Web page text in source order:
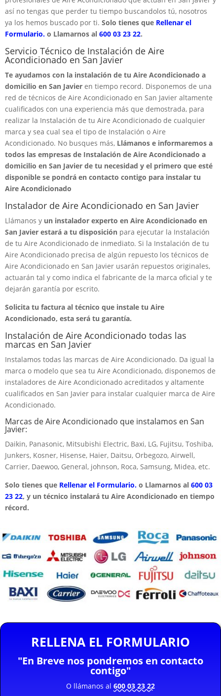
así no tengas que perder tu tiempo buscandolos tú, nosotros
ya los hemos buscado por ti. Solo tienes que Rellenar el
Formulario. o Llamarnos al 600 03 23 22.
Servicio Técnico de Instalación de Aire
Acondicionado en San Javier
Te ayudamos con la instalación de tu Aire Acondicionado a
domicilio en San Javier en tiempo record. Disponemos de una
red de técnicos de Aire Acondicionado en San Javier altamente
cualificados con una experiencia más que demostrada, para
realizar la Instalación de tu Aire Acondicionado de cualquier
marca y sea cual sea el tipo de Instalación o Aire
Acondicionado. No busques más, Llámanos e informaremos a
todos las empresas de Instalación de Aire Acondicionado a
domicilio en San Javier de tu necesidad y el primero que esté
disponible se pondrá en contacto contigo para instalar tu
Aire Acondicionado
Instalador de Aire Acondicionado en San Javier
Llámanos y un instalador experto en Aire Acondicionado en
San Javier estará a tu disposición para ejecutar la Instalación
de tu Aire Acondicionado de inmediato. Si la Instalación de tu
Aire Acondicionado precisa de algún repuesto los técnicos de
Aire Acondicionado en San Javier usarán repuestos originales,
actuarán tal y como indica el fabricante de la marca oficial y te
dejarán garantía por escrito.
Solicita tu factura al técnico que instale tu Aire
Acondicionado, esta será tu garantía.
Instalación de Aire Acondicionado todas las
marcas en San Javier
Instalamos todas las marcas de Aire Acondicionado. Da igual la
marca o modelo que sea tu Aire Acondicionado, disponemos de
instaladores de Aire Acondicionado acreditados y altamente
cualificados en San Javier para instalar cualquier marca de Aire
Acondicionado.
Marcas de Aire Acondicionado que instalamos en San
Javier:
Daikin, Panasonic, Mitsubishi Electric, Baxi, LG, Fujitsu, Toshiba,
Junkers, Kosner, Hisense, Haier, Daitsu, Orbegozo, Airwell,
Carrier, Daewoo, General, johnson, Roca, Samsung, Midea, etc.
Solo tienes que Rellenar el Formulario. o Llamarnos al 600 03
23 22, y un técnico instalará tu Aire Acondicionado en tiempo
récord.
RELLENA EL FORMULARIO
"En Breve nos pondremos en contacto
contigo"
O llámanos al 600 03 23 22